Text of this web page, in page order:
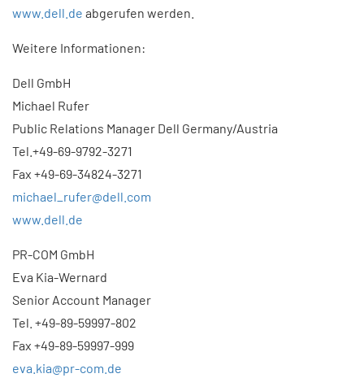
www.dell.de abgerufen werden.
Weitere Informationen:
Dell GmbH
Michael Rufer
Public Relations Manager Dell Germany/Austria
Tel.+49-69-9792-3271
Fax +49-69-34824-3271
michael_rufer@dell.com
www.dell.de
PR-COM GmbH
Eva Kia-Wernard
Senior Account Manager
Tel. +49-89-59997-802
Fax +49-89-59997-999
eva.kia@pr-com.de